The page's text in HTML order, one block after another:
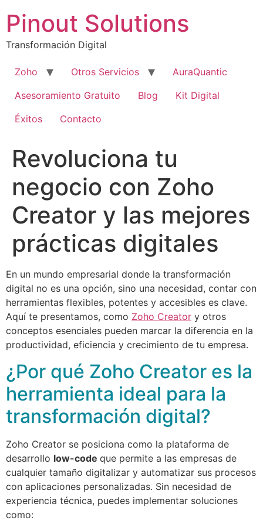
Pinout Solutions
Transformación Digital
Zoho Otros Servicios
AuraQuantic
Asesoramiento Gratuito
Blog
Kit Digital
Éxitos
Contacto
Revoluciona tu
negocio con Zoho
Creator y las mejores
prácticas digitales
En un mundo empresarial donde la transformación
digital no es una opción, sino una necesidad, contar con
herramientas flexibles, potentes y accesibles es clave.
Aquí te presentamos, como Zoho Creator y otros
conceptos esenciales pueden marcar la diferencia en la
productividad, eficiencia y crecimiento de tu empresa.
¿Por qué Zoho Creator es la
herramienta ideal para la
transformación digital?
Zoho Creator se posiciona como la plataforma de
desarrollo low-code que permite a las empresas de
cualquier tamaño digitalizar y automatizar sus procesos
con aplicaciones personalizadas. Sin necesidad de
experiencia técnica, puedes implementar soluciones
como: